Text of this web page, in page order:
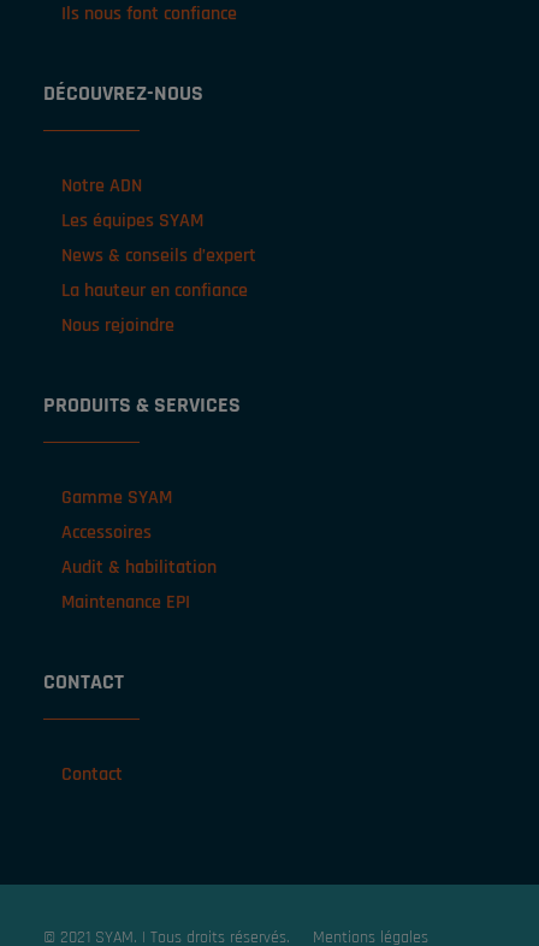
Ils nous font confiance
DÉCOUVREZ-NOUS
Notre ADN
Les équipes SYAM
News & conseils d’expert
La hauteur en confiance
Nous rejoindre
PRODUITS & SERVICES
Gamme SYAM
Accessoires
Audit & habilitation
Maintenance EPI
CONTACT
Contact
© 2021 SYAM. | Tous droits réservés. Mentions légales